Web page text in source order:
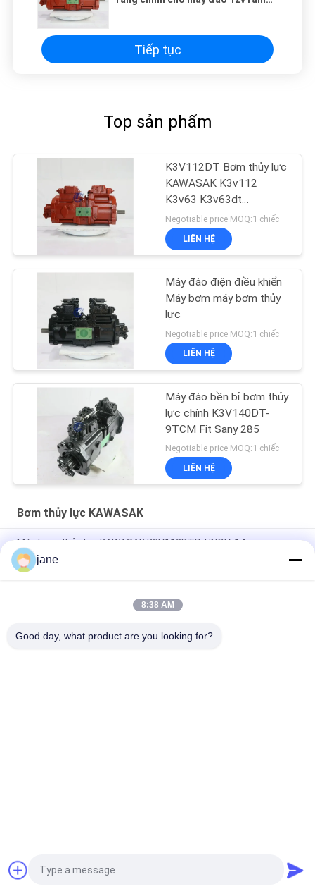
Tiếp tục
Top sản phẩm
K3V112DT Bơm thủy lực
KAWASAK K3v112
K3v63 K3v63dt
K3v112dt Cho máy đào
Negotiable price MOQ:1 chiếc
LIÊN HỆ
Máy đào điện điều khiển
Máy bơm máy bơm thủy
lực
Negotiable price MOQ:1 chiếc
LIÊN HỆ
Máy đào bền bỉ bơm thủy
lực chính K3V140DT-
9TCM Fit Sany 285
Negotiable price MOQ:1 chiếc
LIÊN HỆ
Bơm thủy lực KAWASAK
Máy bơm thủy lực KAWASAK K3V112DTP-HNOV-14
Máy bơm thủy lực điện DH300-5 Doosan, K3V140DT-9TCM
KAWASAK Hydraulic Products
Thực tế chính KAWASAK máy bơm piston, K3V112DT-9N12
jane
8:38 AM
Good day, what product are you looking for?